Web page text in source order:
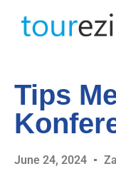
Tips
June 24, 2024